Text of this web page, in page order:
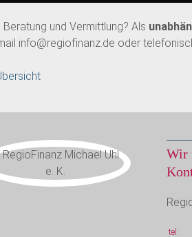
und Vermittlung? Als
info@regiofinanz.de oder
Wir
tel